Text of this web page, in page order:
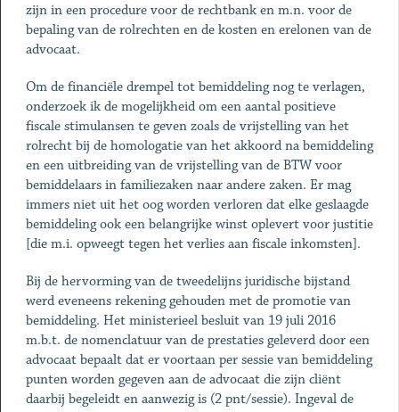
zijn in een procedure voor de rechtbank en m.n. voor de
bepaling van de rolrechten en de kosten en erelonen van de
advocaat.
Om de financiële drempel tot bemiddeling nog te verlagen,
onderzoek ik de mogelijkheid om een aantal positieve
fiscale stimulansen te geven zoals de vrijstelling van het
rolrecht bij de homologatie van het akkoord na bemiddeling
en een uitbreiding van de vrijstelling van de BTW voor
bemiddelaars in familiezaken naar andere zaken. Er mag
immers niet uit het oog worden verloren dat elke geslaagde
bemiddeling ook een belangrijke winst oplevert voor justitie
[die m.i. opweegt tegen het verlies aan fiscale inkomsten].
Bij de hervorming van de tweedelijns juridische bijstand
werd eveneens rekening gehouden met de promotie van
bemiddeling. Het ministerieel besluit van 19 juli 2016
m.b.t. de nomenclatuur van de prestaties geleverd door een
advocaat bepaalt dat er voortaan per sessie van bemiddeling
punten worden gegeven aan de advocaat die zijn cliënt
daarbij begeleidt en aanwezig is (2 pnt/sessie). Ingeval de